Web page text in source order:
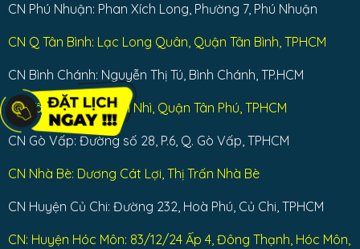
CN Phú Nhuận: Phan Xích Long, Phường 7, Phú Nhuận
CN Q Tân Bình: Lạc Long Quân, Quận Tân Bình, TPHCM
CN Bình Chánh: Nguyễn Thị Tú, Bình Chánh, TP.HCM
CN Tân Phú : Tân Sơn Nhì, Quận Tân Phú, TPHCM
CN Gò Vấp: Đường số 28, P.6, Q. Gò Vấp, TPHCM
CN Nhà Bè: Dương Cát Lợi, Thị Trấn Nhà Bè
CN Huyện Củ Chi: Đường 232, Hoà Phú, Củ Chi, TPHCM
CN: Huyện Hóc Môn: 83/12/24 Ấp 4, Đông Thạnh, Hóc Môn,